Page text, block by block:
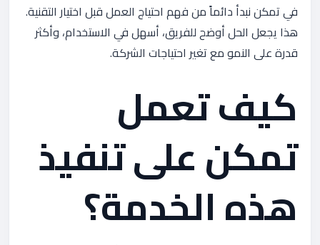
في تمكن نبدأ دائماً من فهم احتياج العمل قبل اختيار التقنية.
هذا يجعل الحل أوضح للفريق، أسهل في الاستخدام، وأكثر
قدرة على النمو مع تغير احتياجات الشركة.
كيف تعمل
تمكن على تنفيذ
هذه الخدمة؟